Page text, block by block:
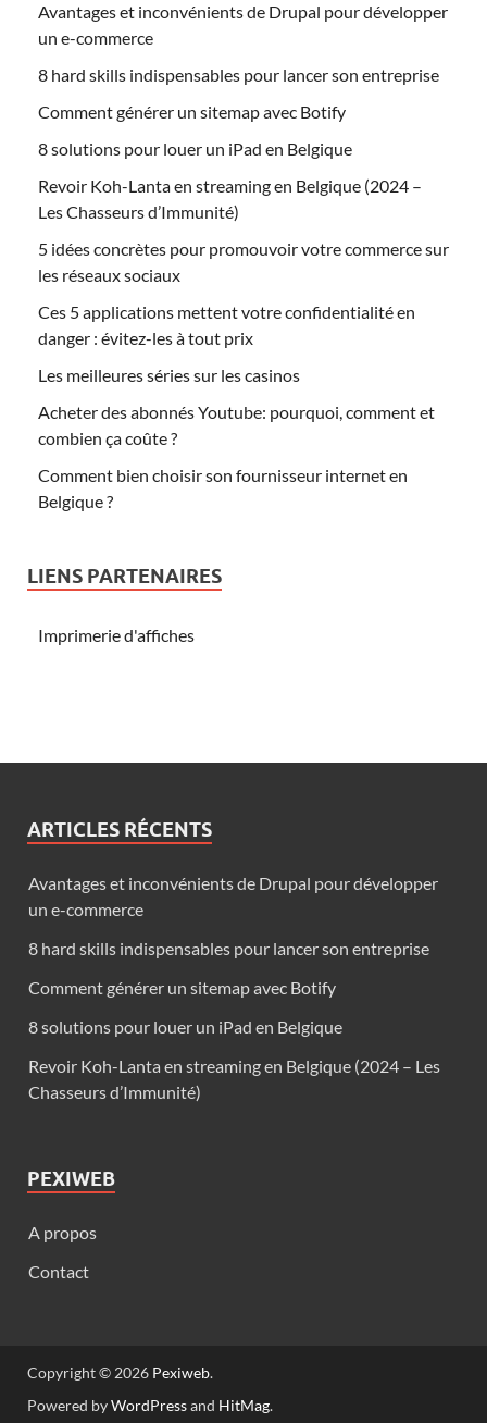
Avantages et inconvénients de Drupal pour développer
un e-commerce
8 hard skills indispensables pour lancer son entreprise
Comment générer un sitemap avec Botify
8 solutions pour louer un iPad en Belgique
Revoir Koh-Lanta en streaming en Belgique (2024 –
Les Chasseurs d’Immunité)
5 idées concrètes pour promouvoir votre commerce sur
les réseaux sociaux
Ces 5 applications mettent votre confidentialité en
danger : évitez-les à tout prix
Les meilleures séries sur les casinos
Acheter des abonnés Youtube: pourquoi, comment et
combien ça coûte ?
Comment bien choisir son fournisseur internet en
Belgique ?
LIENS PARTENAIRES
Imprimerie d'affiches
ARTICLES RÉCENTS
Avantages et inconvénients de Drupal pour développer
un e-commerce
8 hard skills indispensables pour lancer son entreprise
Comment générer un sitemap avec Botify
8 solutions pour louer un iPad en Belgique
Revoir Koh-Lanta en streaming en Belgique (2024 – Les
Chasseurs d’Immunité)
PEXIWEB
A propos
Contact
Copyright © 2026 Pexiweb.
Powered byWordPressand HitMag.